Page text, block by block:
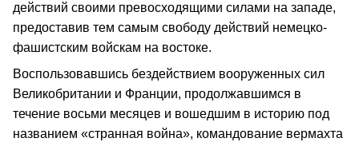
действий своими превосходящими силами на западе,
предоставив тем самым свободу действий немецко-
фашистским войскам на востоке.
Воспользовавшись бездействием вооруженных сил
Великобритании и Франции, продолжавшимся в
течение восьми месяцев и вошедшим в историю под
названием «странная война», командование вермахта